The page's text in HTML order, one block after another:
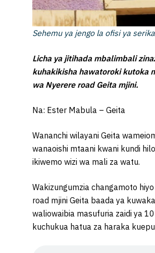
Sehemu ya jengo la ofisi ya
Licha ya jitihada mbalimbali
kuhakikisha hawatoroki kutoka
wa Nyerere road Geita mjini.
Na: Ester Mabula – Geita
Wananchi wilayani Geita
wanaoishi mtaani kwani kundi
ikiwemo wizi wa mali za watu.
Wakizungumzia changamoto
road mjini Geita baada ya
waliowaibia masufuria zaidi ya
kuchukua hatua za haraka